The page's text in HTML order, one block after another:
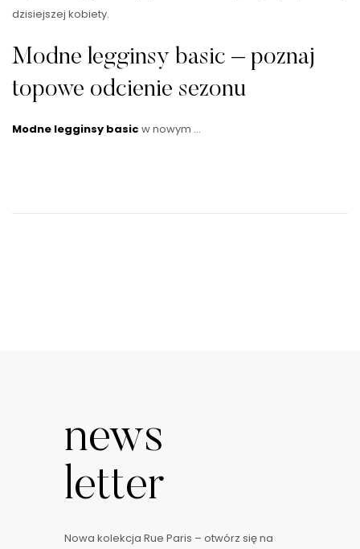
dzisiejszej kobiety.
Modne legginsy basic – poznaj
topowe odcienie sezonu
Modne legginsy basic w nowym …
news
letter
Nowa kolekcja Rue Paris – otwórz się na